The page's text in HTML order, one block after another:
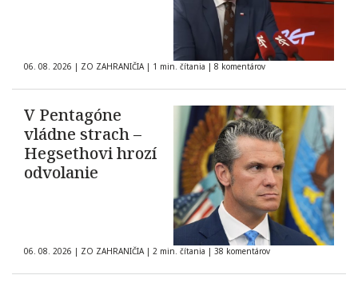
06. 08. 2026 | ZO ZAHRANIČIA | 1 min. čítania | 8 komentárov
V Pentagóne
vládne strach –
Hegsethovi hrozí
odvolanie
06. 08. 2026 | ZO ZAHRANIČIA | 2 min. čítania | 38 komentárov